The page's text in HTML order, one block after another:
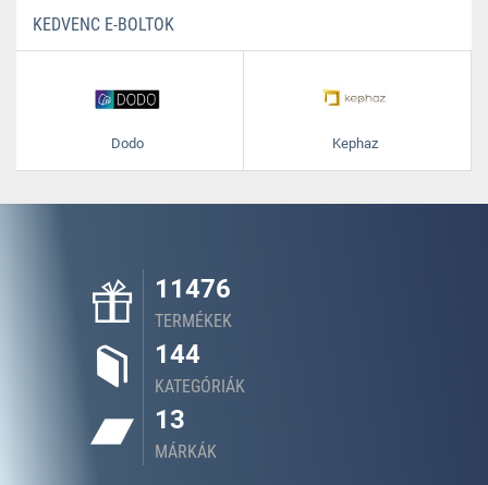
KEDVENC E-BOLTOK
Dodo Kephaz
11476
TERMÉKEK
144
KATEGÓRIÁK
13
MÁRKÁK